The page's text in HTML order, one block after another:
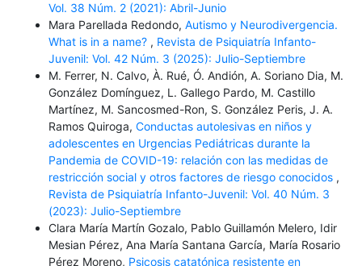
Vol. 38 Núm. 2 (2021): Abril-Junio
Mara Parellada Redondo, Autismo y Neurodivergencia.
What is in a name? , Revista de Psiquiatría Infanto-
Juvenil: Vol. 42 Núm. 3 (2025): Julio-Septiembre
M. Ferrer, N. Calvo, À. Rué, Ó. Andión, A. Soriano Dia, M.
González Domínguez, L. Gallego Pardo, M. Castillo
Martínez, M. Sancosmed-Ron, S. González Peris, J. A.
Ramos Quiroga, Conductas autolesivas en niños y
adolescentes en Urgencias Pediátricas durante la
Pandemia de COVID-19: relación con las medidas de
restricción social y otros factores de riesgo conocidos ,
Revista de Psiquiatría Infanto-Juvenil: Vol. 40 Núm. 3
(2023): Julio-Septiembre
Clara María Martín Gozalo, Pablo Guillamón Melero, Idir
Mesian Pérez, Ana María Santana García, María Rosario
Pérez Moreno, Psicosis catatónica resistente en